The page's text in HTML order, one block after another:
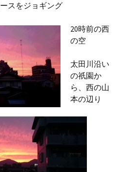
スをジョギング
20時前の西
の空
太田川沿い
の祇園か
ら、西の山
本の辺り